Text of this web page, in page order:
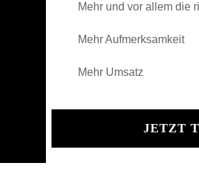
Mehr und vor allem die
Mehr Aufmerksamkeit
Mehr Umsatz
JETZT